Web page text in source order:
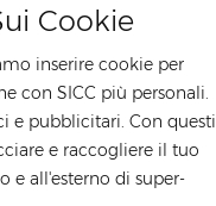
Cookie
inserire cookie per
con SICC più personali.
e pubblicitari. Con questi
e raccogliere il tuo
e all'esterno di super-